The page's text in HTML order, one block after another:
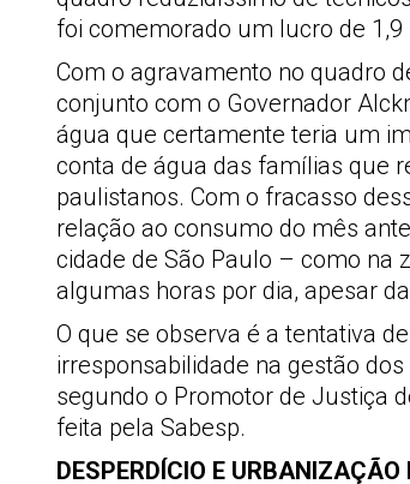
foi comemorado um lucro de
Com o agravamento no quadro
conjunto com o Governador
água que certamente teria um
conta de água das famílias que
paulistanos. Com o fracasso
relação ao consumo do mês
cidade de São Paulo – como na
algumas horas por dia, apesar
O que se observa é a tentativa
irresponsabilidade na gestão
segundo o Promotor de Justiça
feita pela Sabesp.
DESPERDÍCIO E